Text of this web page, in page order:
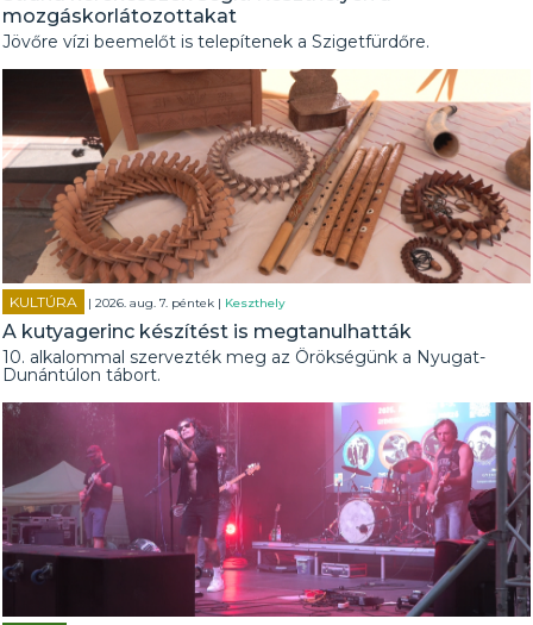
mozgáskorlátozottakat
Jövőre vízi beemelőt is telepítenek a Szigetfürdőre.
KULTÚRA | 2026. aug. 7. péntek | Keszthely
A kutyagerinc készítést is megtanulhatták
10. alkalommal szervezték meg az Örökségünk a Nyugat-
Dunántúlon tábort.